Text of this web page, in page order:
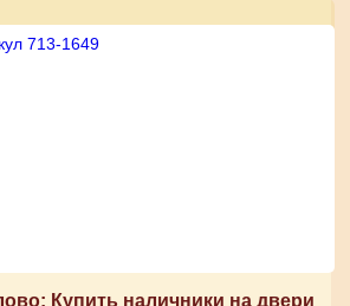
Купить наличники на двери